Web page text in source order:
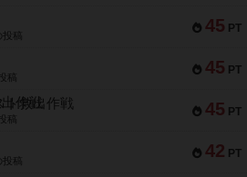
45 PT
投稿
45 PT
稿
45 PT
ト救出作戦
稿
42 PT
投稿